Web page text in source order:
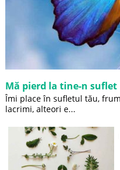
Mă pierd la tine-n suflet
Îmi place în sufletul tău,
lacrimi, alteori e...